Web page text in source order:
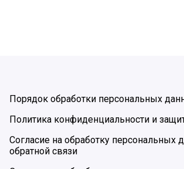
Порядок обработки персональных
Политика конфиденциальности и
Согласие на обработку персональных
обратной связи